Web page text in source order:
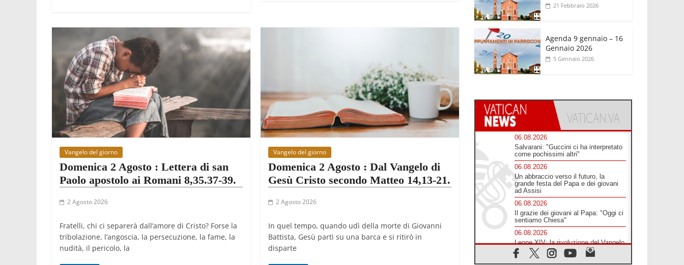
Vangelo del giorno
Domenica 2 Agosto : Lettera di san
Paolo apostolo ai Romani 8,35.37-39.
2 Agosto 2026
Fratelli, chi ci separerà dall’amore di Cristo? Forse la
tribolazione, l’angoscia, la persecuzione, la fame, la
nudità, il pericolo, la
Vangelo del giorno
Domenica 2 Agosto : Dal Vangelo di
Gesù Cristo secondo Matteo 14,13-21.
2 Agosto 2026
In quel tempo, quando udì della morte di Giovanni
Battista, Gesù partì su una barca e si ritirò in
disparte
21 Febbraio 2026
Agenda 9 gennaio – 16
Gennaio 2026
5 Gennaio 2026
06.08.2026
Salvarani: "Guccini ci ha interpretato
come pochissimi altri"
06.08.2026
Un abbraccio verso il futuro, la
grande festa del Papa e dei giovani
ad Assisi
06.08.2026
Il grazie dei giovani al Papa: "Oggi ci
sentiamo Chiesa"
06.08.2026
Leone XIV: la rivoluzione del Vangelo
abbatte i muri che separano gli esseri
umani